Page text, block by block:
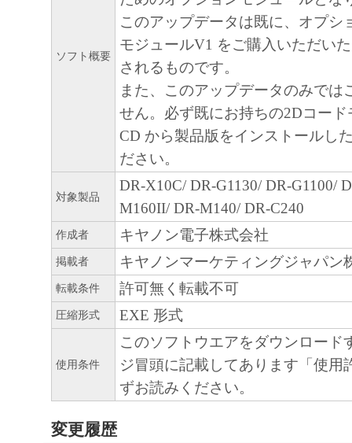
ソフト概要
このアップデータは既に、オプシ
モジュールV1 をご購入いただい
されるものです。
また、このアップデータのみでは
せん。必ず既にお持ちの2Dコー
CD から製品版をインストールし
ださい。
対象製品
DR-X10C/ DR-G1130/ DR-G1100/
M160II/ DR-M140/ DR-C240
作成者 キヤノン電子株式会社
掲載者 キヤノンマーケティングジャパン
転載条件 許可無く転載不可
圧縮形式 EXE 形式
使用条件
このソフトウエアをダウンロード
ジ冒頭に記載してあります「使用
ずお読みください。
変更履歴